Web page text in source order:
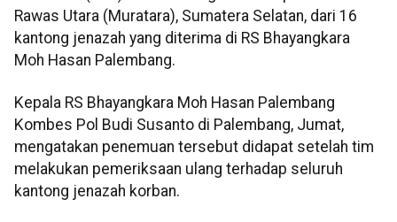
Rawas Utara (Muratara), Sumatera Selatan, dari 16
kantong jenazah yang diterima di RS Bhayangkara
Moh Hasan Palembang.
Kepala RS Bhayangkara Moh Hasan Palembang
Kombes Pol Budi Susanto di Palembang, Jumat,
mengatakan penemuan tersebut didapat setelah tim
melakukan pemeriksaan ulang terhadap seluruh
kantong jenazah korban.